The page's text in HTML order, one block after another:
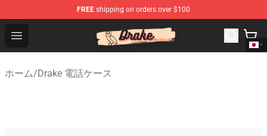
FREE shipping on orders over $100
Open menu
Drake Shop - Official Drake Merchandise Store
ホーム/Drake 電話ケース